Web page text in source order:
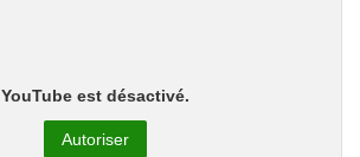
YouTube est désactivé.
Autoriser